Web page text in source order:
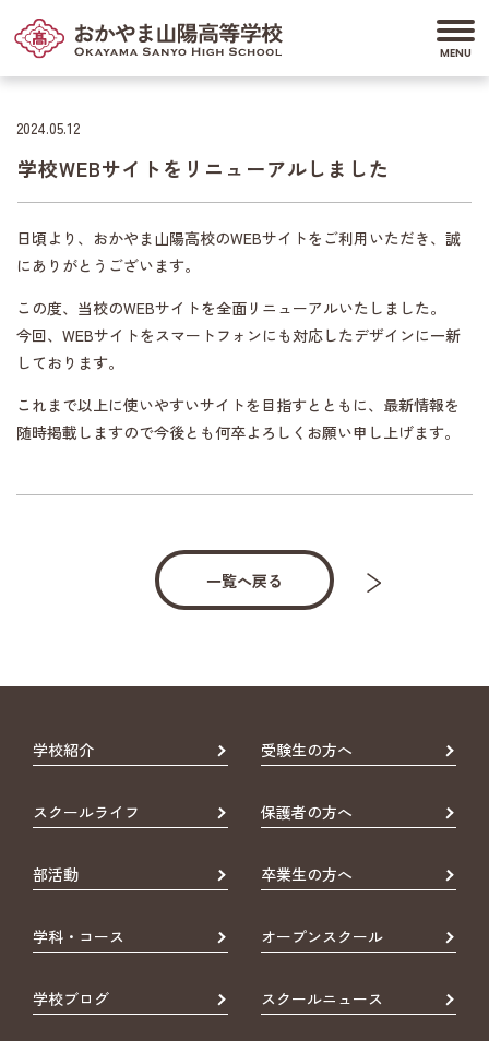
2024.05.12
学校WEBサイトをリニューアルしました
日頃より、おかやま山陽高校のWEBサイトをご利用いただき、誠
にありがとうございます。
この度、当校のWEBサイトを全面リニューアルいたしました。
今回、WEBサイトをスマートフォンにも対応したデザインに一新
しております。
これまで以上に使いやすいサイトを目指すとともに、最新情報を
随時掲載しますので今後とも何卒よろしくお願い申し上げます。
一覧へ戻る
学校紹介 受験生の方へ
スクールライフ 保護者の方へ
部活動 卒業生の方へ
学科・コース オープンスクール
学校ブログ スクールニュース